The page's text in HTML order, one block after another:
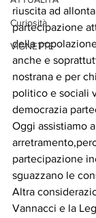
Curiosità
VIGNETTE
riuscita ad
partecipazione
della
anche e
nostrana e per
politico e sociali
democrazia
Oggi assistiamo
partecipazione
sguazzano le
Altra
Vannacci e la